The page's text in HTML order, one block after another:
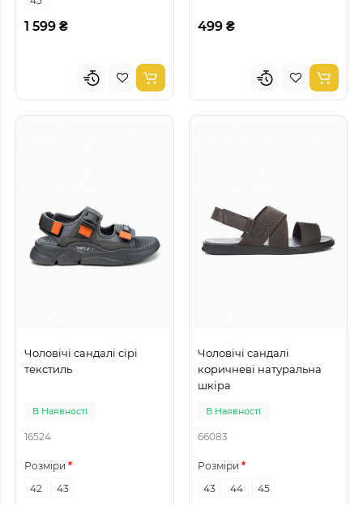
1 599 ₴ 499 ₴
Чоловічі сандалі сірі
текстиль
В Наявності
16524
Розміри
42
43
Чоловічі сандалі
коричневі натуральна
шкіра
В Наявності
66083
Розміри
43
44 45